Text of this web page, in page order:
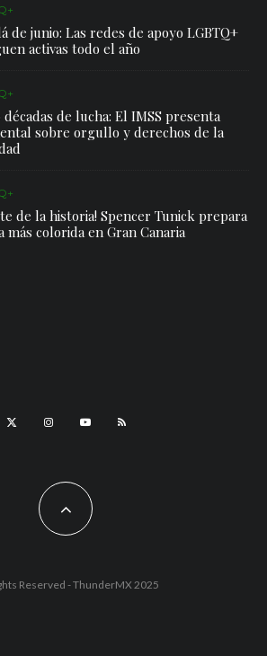
de junio: Las redes de apoyo LGBTQ+
activas todo el año
de lucha: El IMSS presenta
sobre orgullo y derechos de la
de la historia! Spencer Tunick prepara
más colorida en Gran Canaria
Reserved - ThunderMX 2025